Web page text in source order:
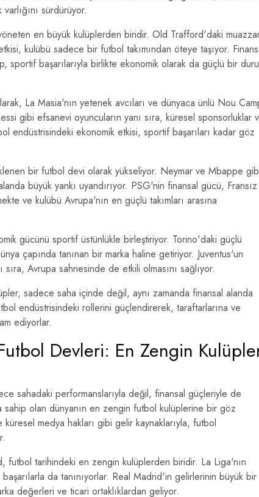
sürdürüyor.
en büyük kulüplerden biridir. Old Trafford'daki
kulübü sadece bir futbol takımından öteye taşıyor.
sportif başarılarıyla birlikte ekonomik olarak da güçlü bir
La Masia'nın yetenek avcıları ve dünyaca ünlü Nou
gibi efsanevi oyuncuların yanı sıra, küresel sponsorluklar
endüstrisindeki ekonomik etkisi, sportif başarıları kadar göz
bir futbol devi olarak yükseliyor. Neymar ve Mbappe
büyük yankı uyandırıyor. PSG'nin finansal gücü, Fransız
ve kulübü Avrupa'nın en güçlü takımları arasına
gücünü sportif üstünlükle birleştiriyor. Torino'daki güçlü
çapında tanınan bir marka haline getiriyor. Juventus'un
Avrupa sahnesinde de etkili olmasını sağlıyor.
sadece saha içinde değil, aynı zamanda finansal alanda
endüstrisindeki rollerini güçlendirerek, taraftarlarına ve
ediyorlar.
Devleri: En Zengin
sahadaki performanslarıyla değil, finansal güçleriyle de
olan dünyanın en zengin futbol kulüplerine bir göz
medya hakları gibi gelir kaynaklarıyla, futbol
futbol tarihindeki en zengin kulüplerden biridir. La Liga'nın
da tanınıyorlar. Real Madrid'in gelirlerinin büyük bir
değerleri ve ticari ortaklıklardan geliyor.